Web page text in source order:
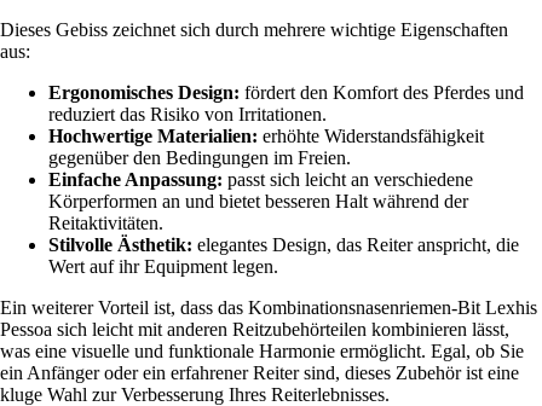
Dieses Gebiss zeichnet sich durch mehrere wichtige Eigenschaften
aus:
Ergonomisches Design: fördert den Komfort des Pferdes und
reduziert das Risiko von Irritationen.
Hochwertige Materialien: erhöhte Widerstandsfähigkeit
gegenüber den Bedingungen im Freien.
Einfache Anpassung: passt sich leicht an verschiedene
Körperformen an und bietet besseren Halt während der
Reitaktivitäten.
Stilvolle Ästhetik: elegantes Design, das Reiter anspricht, die
Wert auf ihr Equipment legen.
Ein weiterer Vorteil ist, dass das Kombinationsnasenriemen-Bit Lexhis
Pessoa sich leicht mit anderen Reitzubehörteilen kombinieren lässt,
was eine visuelle und funktionale Harmonie ermöglicht. Egal, ob Sie
ein Anfänger oder ein erfahrener Reiter sind, dieses Zubehör ist eine
kluge Wahl zur Verbesserung Ihres Reiterlebnisses.